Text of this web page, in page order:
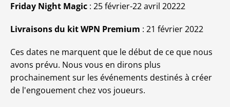
Friday Night Magic : 25 février-22 avril 20222
Livraisons du kit WPN Premium : 21 février 2022
Ces dates ne marquent que le début de ce que nous
avons prévu. Nous vous en dirons plus
prochainement sur les événements destinés à créer
de l'engouement chez vos joueurs.